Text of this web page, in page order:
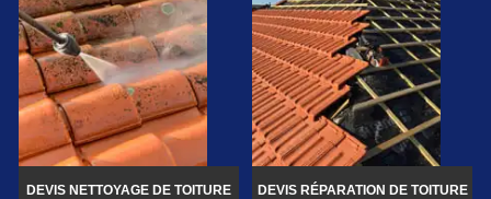
DEVIS NETTOYAGE DE TOITURE
DEVIS RÉPARATION DE TOITURE